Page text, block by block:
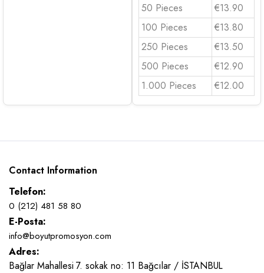
50 Pieces
€13.90
100 Pieces
€13.80
250 Pieces
€13.50
500 Pieces
€12.90
1.000 Pieces
€12.00
Contact Information
Telefon:
0 (212) 481 58 80
E-Posta:
info@boyutpromosyon.com
Adres:
Bağlar Mahallesi 7. sokak no: 11 Bağcılar / İSTANBUL